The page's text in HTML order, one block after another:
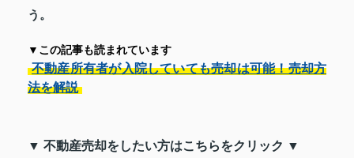
う。
▼この記事も読まれています
不動産所有者が入院していても売却は可能！売却方
法を解説
▼ 不動産売却をしたい方はこちらをクリック ▼